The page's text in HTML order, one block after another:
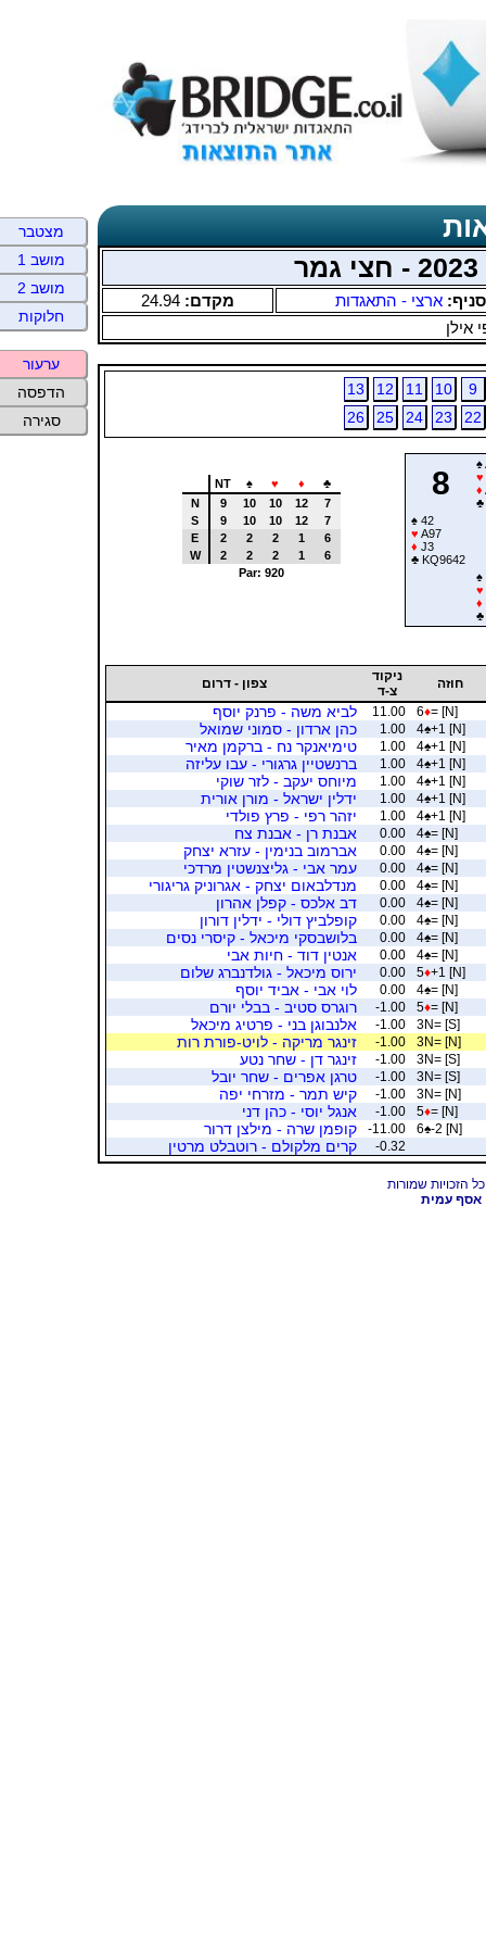
סניף:ארצי - התאגדות מקדם: 24.94
אילן
9
10
11
12
13
22
23
24
25
26
8
♠
♥
♦
♣
♠ 42
♥ A97
♦ J3
♣ KQ9642
♠
♥
♦
♣
NT ♠ ♥ ♦
♣
N
9 10 10 12
7
S
9 10 10 12
7
E
2 2 2 1
6
W
2 2 2 1
6
Par: 920
חוזה
ניקוד
צ-ד
צפון - דרום
6♦= [N]
11.00 לביא משה - פרנק יוסף
4♠+1 [N]
1.00 כהן ארדון - סמוני שמואל
4♠+1 [N]
1.00 טימיאנקר נח - ברקמן מאיר
4♠+1 [N]
1.00 ברנשטיין גרגורי - עבו עליזה
4♠+1 [N]
1.00 מיוחס יעקב - לזר שוקי
4♠+1 [N]
1.00 ידלין ישראל - מורן אורית
4♠+1 [N]
1.00 יזהר רפי - פרץ פולדי
4♠= [N]
0.00 אבנת רן - אבנת צח
4♠= [N]
0.00 אברמוב בנימין - עזרא יצחק
4♠= [N]
0.00 עמר אבי - גליצנשטין מרדכי
4♠= [N]
0.00 מנדלבאום יצחק - אגרוניק גריגורי
4♠= [N]
0.00 דב אלכס - קפלן אהרון
4♠= [N]
0.00 קופלביץ דולי - ידלין דורון
4♠= [N]
0.00 בלושבסקי מיכאל - קיסרי נסים
4♠= [N]
0.00 אנטין דוד - חיות אבי
5♦+1 [N]
0.00 ירוס מיכאל - גולדנברג שלום
4♠= [N]
0.00 לוי אבי - אביד יוסף
5♦= [N]
-1.00 רוגרס סטיב - בבלי יורם
3N= [S]
-1.00 אלנבוגן בני - פרטיג מיכאל
3N= [N]
-1.00 זינגר מריקה - לויט-פורת רות
3N= [S]
-1.00 זינגר דן - שחר נטע
3N= [S]
-1.00 טרגן אפרים - שחר יובל
3N= [N]
-1.00 קיש תמר - מזרחי יפה
5♦= [N]
-1.00 אנגל יוסי - כהן דני
6♠-2 [N]
-11.00 קופמן שרה - מילצן דרור
-0.32 קרים מלקולם - רוטבלט מרטין
אסף עמית
מצטבר
מושב 1
מושב 2
חלוקות
ערעור
הדפסה
סגירה